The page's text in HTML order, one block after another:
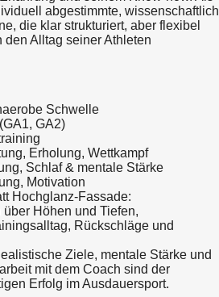
abgestimmte, wissenschaftlich
die klar strukturiert, aber flexibel
Alltag seiner Athleten
Schwelle
GA2)
Erholung, Wettkampf
Schlaf & mentale Stärke
Motivation
Hochglanz-Fassade:
Höhen und Tiefen,
Rückschläge und
Ziele, mentale Stärke und
mit dem Coach sind der
Erfolg im Ausdauersport.